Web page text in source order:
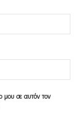
μου σε αυτόν τον